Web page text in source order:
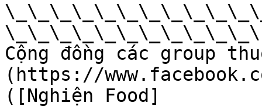
\_\_\_\_\_\_\_\_\_\_\_\
Cộng đồng các group
(https://
([Nghiện Food]